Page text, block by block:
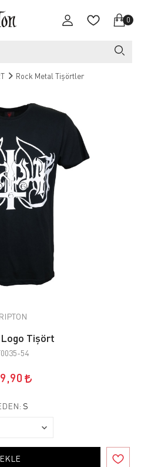
0
Rock Metal Tişörtler
Tişört
54
S